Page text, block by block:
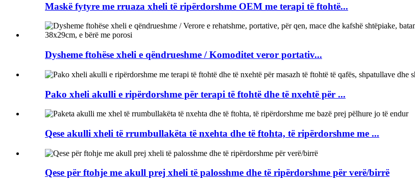
Maskë fytyre me rruaza xheli të ripërdorshme OEM me terapi të ftohtë...
Dysheme ftohëse xheli e qëndrueshme / Komoditet veror portativ...
Pako xheli akulli e ripërdorshme për terapi të ftohtë dhe të nxehtë për ...
Qese akulli xheli të rrumbullakëta të nxehta dhe të ftohta, të ripërdorshme me ...
Qese për ftohje me akull prej xheli të palosshme dhe të ripërdorshme për verë/birrë